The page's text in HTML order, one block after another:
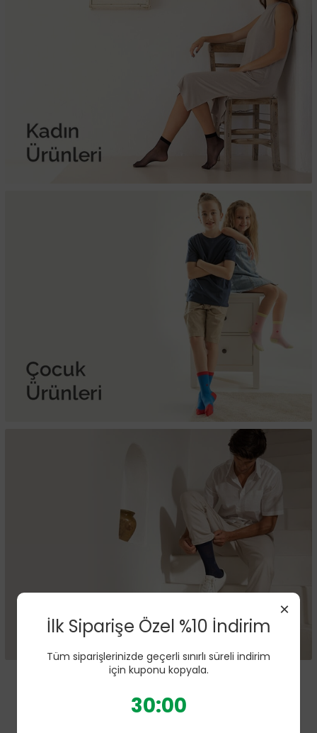
16:00'ya kadar verdiğiniz siparişler aynı gün
×
İlk Siparişe Özel %10 İndirim
Tüm siparişlerinizde geçerli sınırlı süreli indirim
için kuponu kopyala.
30:00